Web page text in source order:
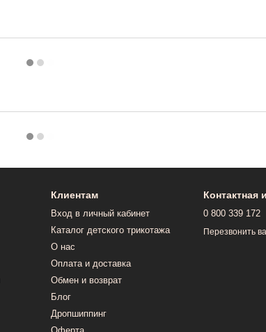
Клиентам
Вход в личный кабинет
Каталог детского трикотажа
О нас
Оплата и доставка
Обмен и возврат
Блог
Дропшиппинг
Контактная
0 800 339 172
Перезвонить